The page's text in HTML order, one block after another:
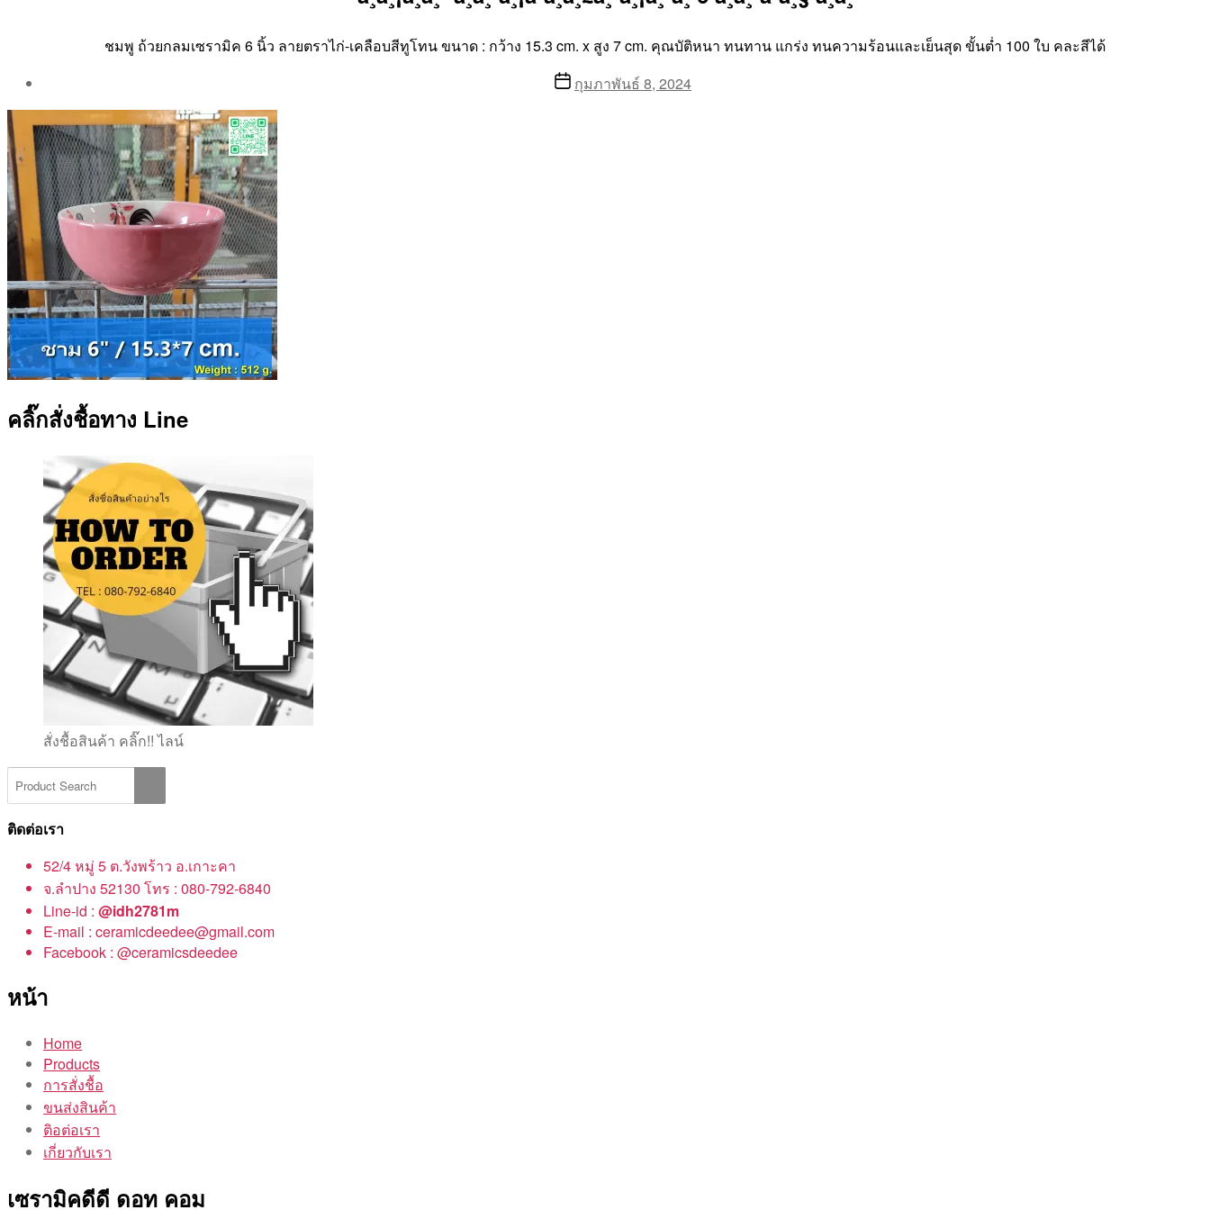
ชมพู ถ้วยกลมเซรามิค 6 นิ้ว ลายตราไก่-เคลือบสีทูโทน ขนาด : กว้าง 15.3 cm. x สูง 7 cm. คุณบัติหนา ทนทาน แกร่ง ทนความร้อนและเย็นสุด ขั้นต่ำ 100 ใบ คละสีได้
By
Aea
Postกุมภาพันธ์ 8, 2024
คลิ๊กสั่งชื้อทาง Line
สั่งชื้อสินค้า คลิ๊ก!! ไลน์
ติดต่อเรา
52/4 หมู่ 5 ต.วังพร้าว อ.เกาะคา
จ.ลำปาง 52130 โทร : 080-792-6840
Line-id : @idh2781m
E-mail : ceramicdeedee@gmail.com
Facebook : @ceramicsdeedee
หน้า
Home
Products
การสั่งชื้อ
ขนส่งสินค้า
ติอต่อเรา
เกี่ยวกับเรา
เซรามิคดีดี ดอท คอม